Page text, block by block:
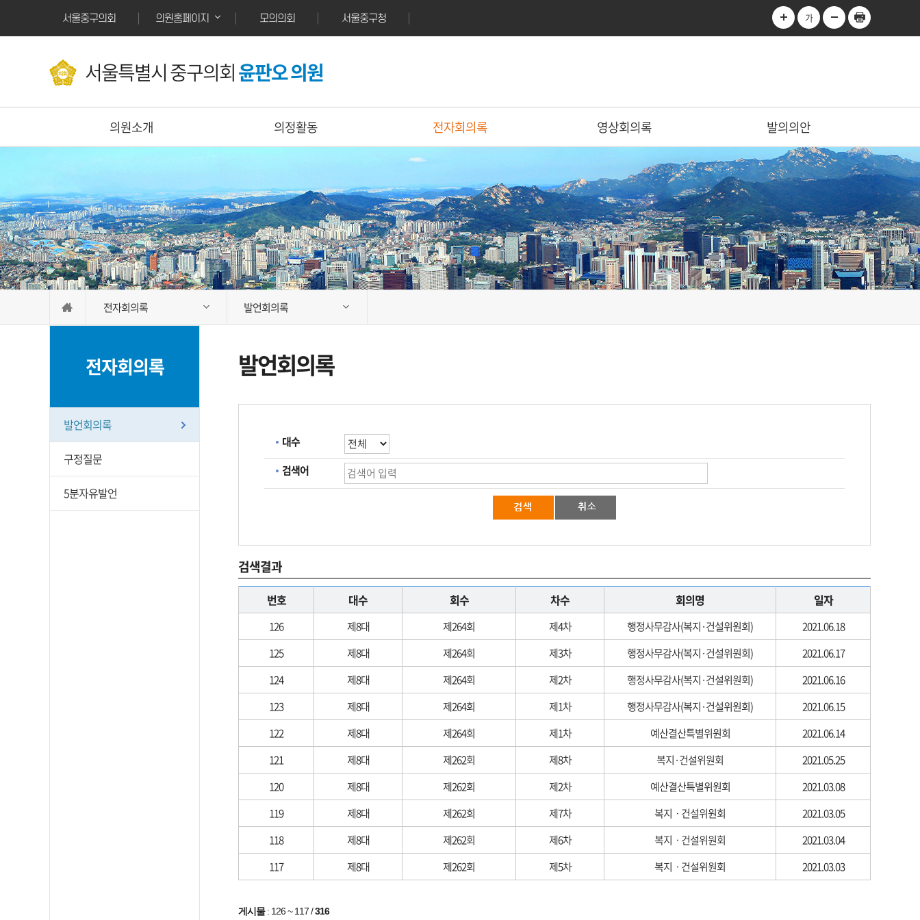
서울중구의회 의원홈페이지 모의의회 서울중구청 가
서울특별시 중구의회윤판오 의원
의원소개 의정활동 전자회의록 영상회의록 발의의안
전자회의록 발언회의록
전자회의록
발언회의록
구정질문
5분자유발언
발언회의록
대수
검색어
검색결과
번호 대수 회수 차수 회의명 일자
126 제8대 제264회 제4차 행정사무감사(복지·건설위원회)
2021.06.18
125
제8대 제264회 제3차 행정사무감사(복지·건설위원회)
2021.06.17
124
제8대 제264회 제2차 행정사무감사(복지·건설위원회)
2021.06.16
123
제8대 제264회 제1차 행정사무감사(복지·건설위원회)
2021.06.15
122
제8대 제264회 제1차 예산결산특별위원회
2021.06.14
121
제8대 제262회 제8차 복지·건설위원회
2021.05.25
120
제8대 제262회 제2차 예산결산특별위원회
2021.03.08
119
제8대 제262회 제7차 복지ㆍ건설위원회
2021.03.05
118
제8대 제262회 제6차 복지ㆍ건설위원회
2021.03.04
117
제8대 제262회 제5차 복지ㆍ건설위원회 2021.03.03
게시물: 126 ~ 117 /316